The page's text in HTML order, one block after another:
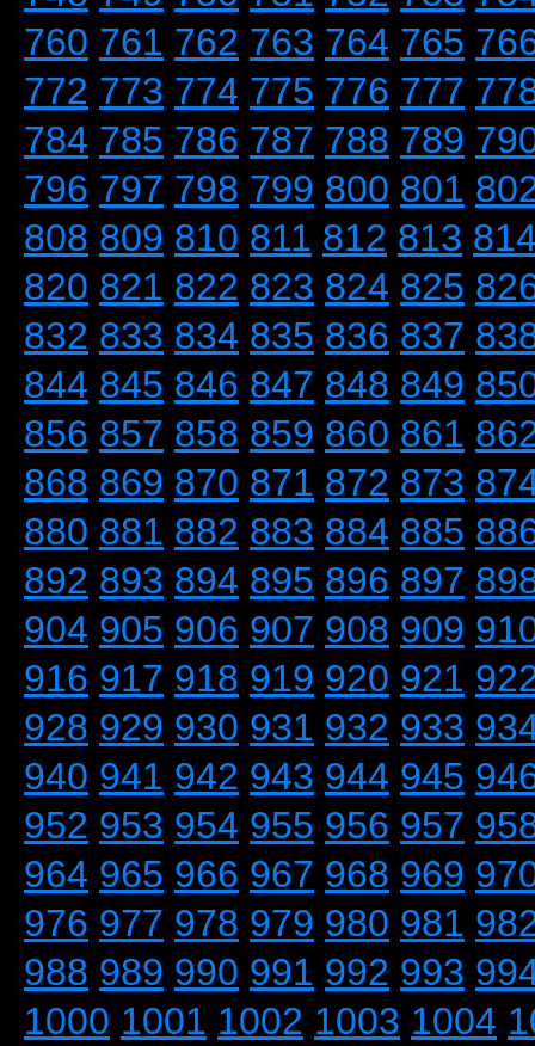
760 761 762 763 764 765
772 773 774 775 776 777
784 785 786 787 788 789
796 797 798 799 800 801
808 809 810 811 812 813
820 821 822 823 824 825
832 833 834 835 836 837
844 845 846 847 848 849
856 857 858 859 860 861
868 869 870 871 872 873
880 881 882 883 884 885
892 893 894 895 896 897
904 905 906 907 908 909
916 917 918 919 920 921
928 929 930 931 932 933
940 941 942 943 944 945
952 953 954 955 956 957
964 965 966 967 968 969
976 977 978 979 980 981
988 989 990 991 992 993
1000 1001 1002 1003 1004